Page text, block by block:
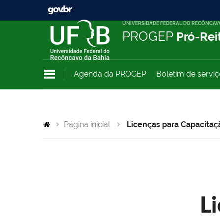
UNIVERSIDADE FEDERAL DO
PROGEP Pró-
Agenda da PROGEP Boletim de
Página inicial Licenças para